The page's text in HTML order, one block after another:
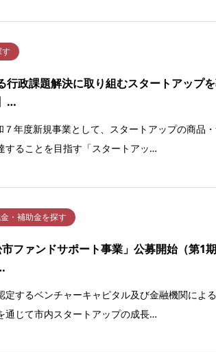
す
行政課題解決に取り組むスタートアップ
…
７年度新規事業として、スタートアップの商品
することを目指す「スタートアッ…
・補助金を探す
ファンドサポート事業」公募開始（第1
定するベンチャーキャピタル及び金融機関によ
通じて市内スタートアップの成長…